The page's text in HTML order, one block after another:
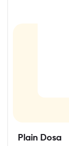
Plain Dosa